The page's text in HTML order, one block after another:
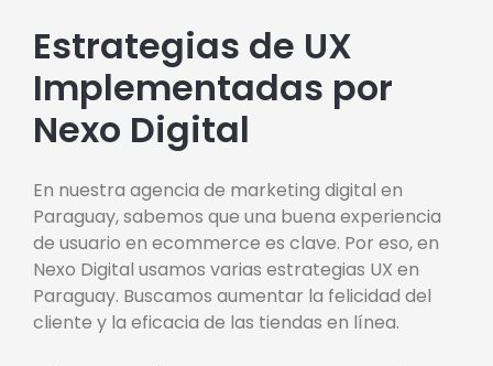
Estrategias de UX
Implementadas por
Nexo Digital
En nuestra agencia de marketing digital en
Paraguay, sabemos que una buena experiencia
de usuario en ecommerce es clave. Por eso, en
Nexo Digital usamos varias estrategias UX en
Paraguay. Buscamos aumentar la felicidad del
cliente y la eficacia de las tiendas en línea.